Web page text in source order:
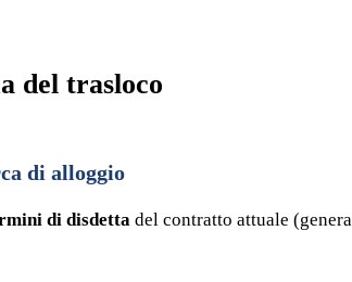
del trasloco
di alloggio
di disdetta del contratto attuale